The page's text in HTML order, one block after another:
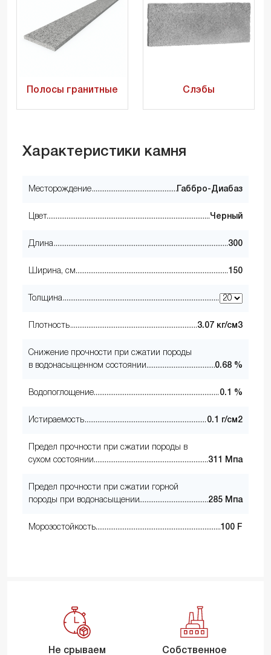
Полосы гранитные Слэбы
Характеристики камня
Месторождение Габбро-Диабаз
Цвет Черный
Длина 300
Ширина, см 150
Толщина
Плотность 3.07 кг/см3
Снижение прочности при сжатии породы
в водонасыщенном состоянии
0.68 %
Водопоглощение 0.1 %
Истираемость 0.1 г/см2
Предел прочности при сжатии породы в
сухом состоянии
311 Мпа
Предел прочности при сжатии горной
породы при водонасыщении
285 Мпа
Морозостойкость 100 F
Не срываем Собственное